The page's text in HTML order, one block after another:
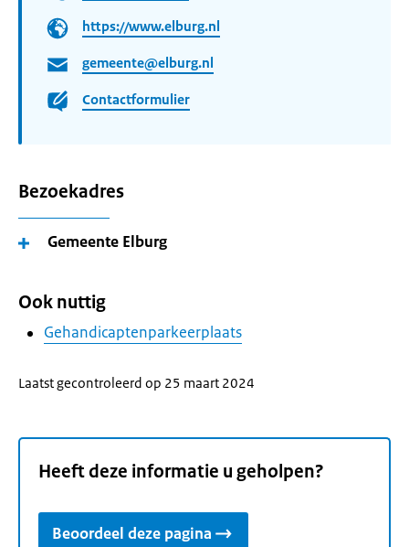
https://www.elburg.nl
gemeente@elburg.nl
Contactformulier
Bezoekadres
Gemeente Elburg
Ook nuttig
Gehandicaptenparkeerplaats
Laatst gecontroleerd op 25 maart 2024
Heeft deze informatie u geholpen?
Beoordeel deze pagina